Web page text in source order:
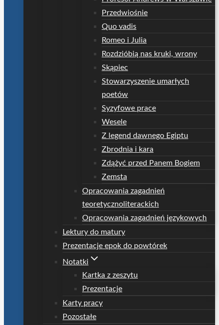
Przedwiośnie
Quo vadis
Romeo i Julia
Rozdzióbią nas kruki, wrony
Skąpiec
Stowarzyszenie umarłych
poetów
Syzyfowe prace
Wesele
Z legend dawnego Egiptu
Zbrodnia i kara
Zdążyć przed Panem Bogiem
Zemsta
Opracowania zagadnień
teoretycznoliterackich
Opracowania zagadnień językowych
Lektury do matury
Prezentacje epok do powtórek
Notatki
Kartka z zeszytu
Prezentacje
Karty pracy
Pozostałe